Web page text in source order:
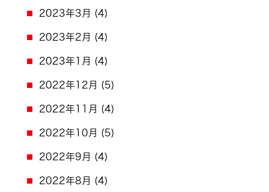
2023年3月 (4)
2023年2月 (4)
2023年1月 (4)
2022年12月 (5)
2022年11月 (4)
2022年10月 (5)
2022年9月 (4)
2022年8月 (4)